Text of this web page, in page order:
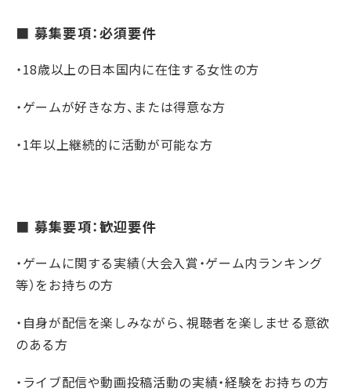
■ 募集要項：必須要件
・18歳以上の日本国内に在住する女性の方
・ゲームが好きな方、または得意な方
・1年以上継続的に活動が可能な方
■ 募集要項：歓迎要件
・ゲームに関する実績（大会入賞・ゲーム内ランキング
等）をお持ちの方
・自身が配信を楽しみながら、視聴者を楽しませる意欲
のある方
・ライブ配信や動画投稿活動の実績・経験をお持ちの方